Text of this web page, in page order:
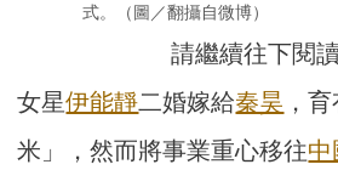
式。（圖／翻攝自微博）
請繼續往下閱
女星伊能靜二婚嫁給秦昊 ，
米」，然而將事業重心移往中